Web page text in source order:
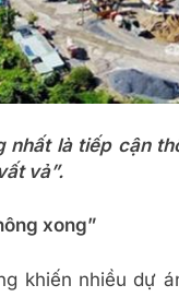
nhất là tiếp cận
vả”.
xong”
khiến nhiều dự